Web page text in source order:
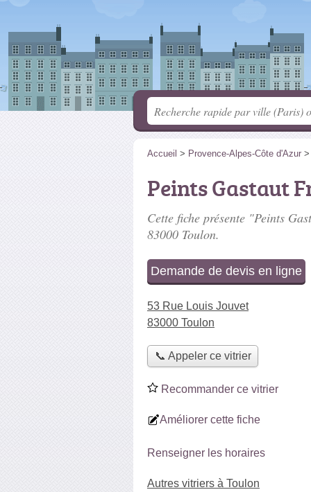
Accueil > Provence-Alpes-Côte d'Azur
Peints Gastaut
Cette fiche présente "Peints
83000 Toulon.
Demande de devis en ligne
53 Rue Louis Jouvet
83000 Toulon
📞 Appeler ce vitrier
Recommander ce vitrier
Améliorer cette fiche
Renseigner les horaires
Autres vitriers à Toulon